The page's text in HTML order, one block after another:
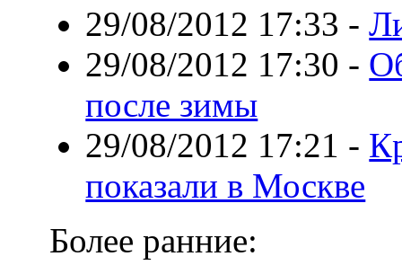
29/08/2012 17:33 -
29/08/2012 17:30 -
после зимы
29/08/2012 17:21 -
показали в Москве
Более ранние: